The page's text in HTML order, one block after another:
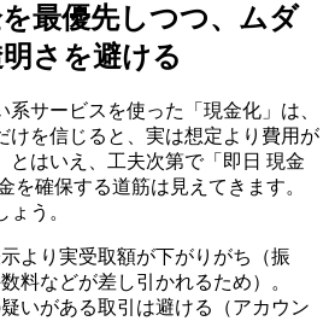
最優先しつつ、ムダ
さを避ける
サービスを使った「現金化」は、
けを信じると、実は想定より費用が
とはいえ、工夫次第で「即日 現金
を確保する道筋は見えてきます。
う。
示より実受取額が下がりがち（振
料などが差し引かれるため）。
いがある取引は避ける（アカウン